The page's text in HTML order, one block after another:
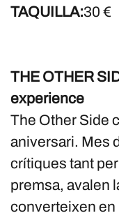
TAQUILLA:30 €
THE OTHER
experience
The Other Side
aniversari. Mes
crítiques tant
premsa, avalen
converteixen en